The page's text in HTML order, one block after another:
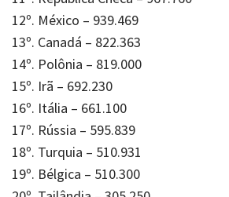
12º. México – 939.469
13º. Canadá – 822.363
14º. Polônia – 819.000
15º. Irã – 692.230
16º. Itália – 661.100
17º. Rússia – 595.839
18º. Turquia – 510.931
19º. Bélgica – 510.300